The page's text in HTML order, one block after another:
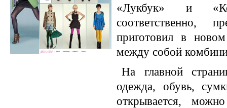
«Лукбук» и
соответственно,
приготовил в
между собой
На главной
одежда, обувь,
открывается,